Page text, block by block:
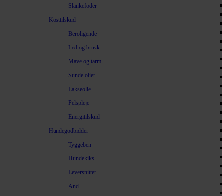
Slankefoder
Kosttilskud
Beroligende
Led og brusk
Mave og tarm
Sunde olier
Lakseolie
Pelspleje
Energitilskud
Hundegodbidder
Tyggeben
Hundekiks
Leversnitter
And